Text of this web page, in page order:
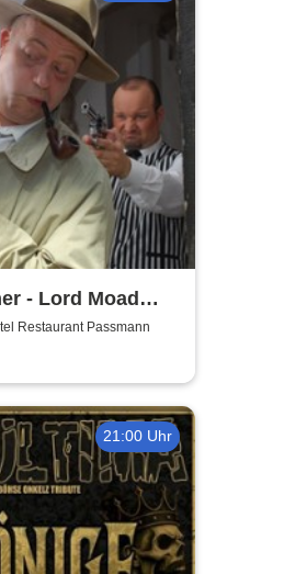
- Lord Moad
Restaurant Passmann
21:00 Uhr